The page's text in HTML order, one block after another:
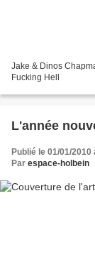
Jake & Dinos
Fucking Hell
L'année
Publié le 01/01/2010
Par espace-holbein